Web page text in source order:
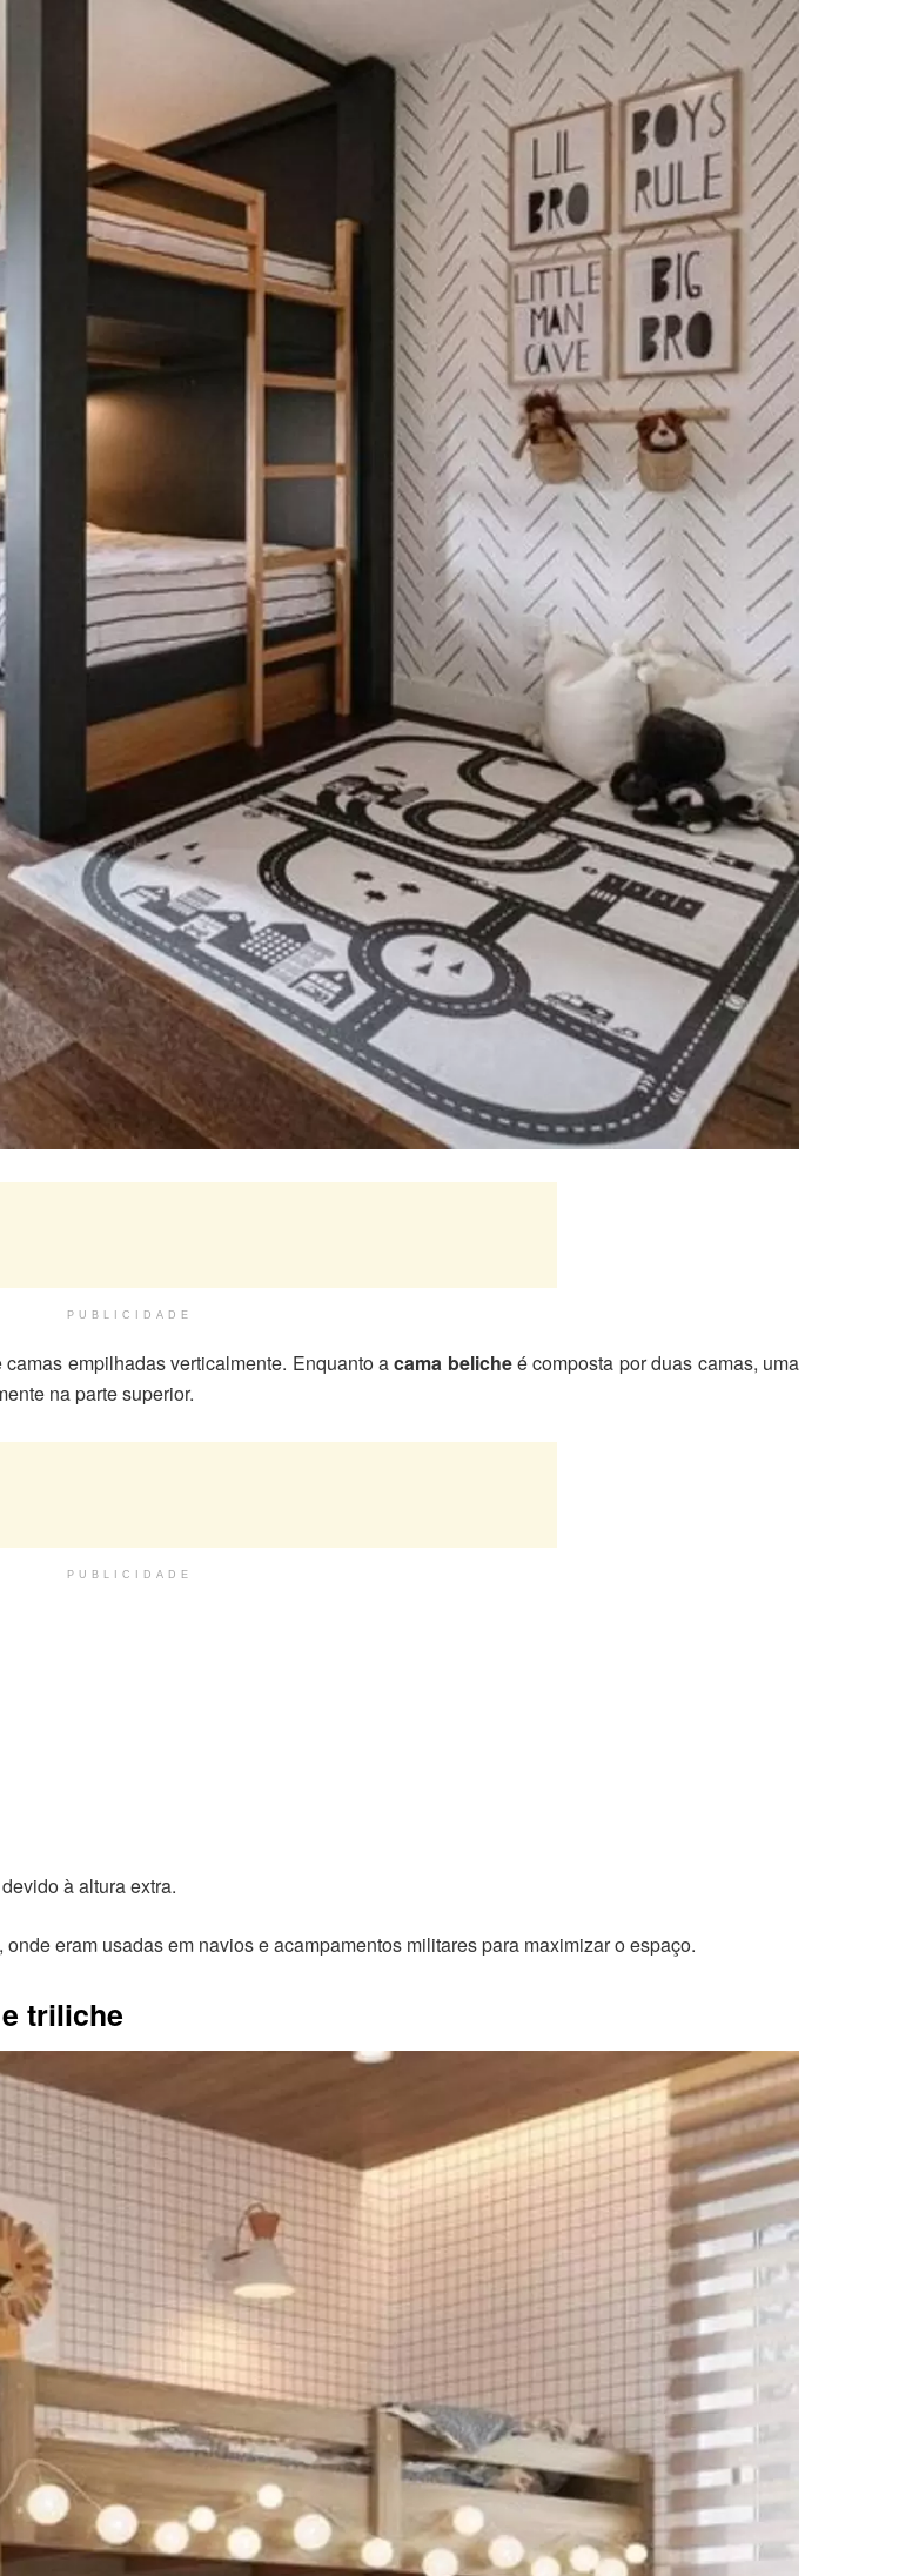
PUBLICIDADE
empilhadas verticalmente. Enquanto acama belicheé composta por duas camas, uma
na parte superior.
PUBLICIDADE
à altura extra.
eram usadas em navios e acampamentos militares para maximizar o espaço.
triliche